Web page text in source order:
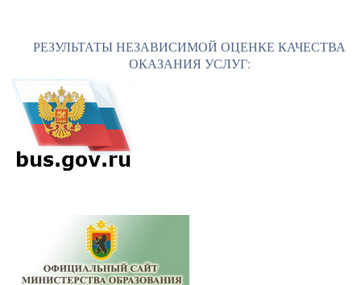
РЕЗУЛЬТАТЫ НЕЗАВИСИМОЙ ОЦЕНКЕ КАЧЕСТВА
ОКАЗАНИЯ УСЛУГ: